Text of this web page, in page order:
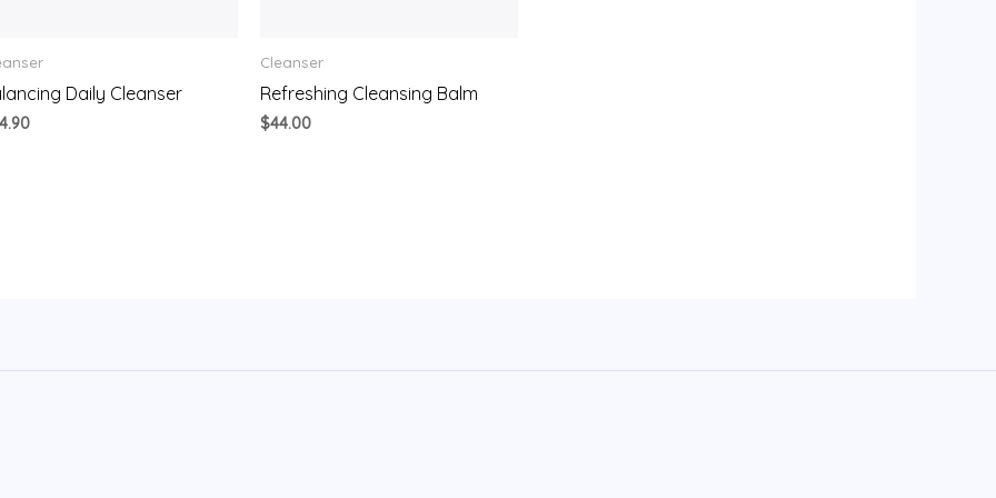
Daily Cleanser
Cleanser
Refreshing Cleansing Balm
$44.00